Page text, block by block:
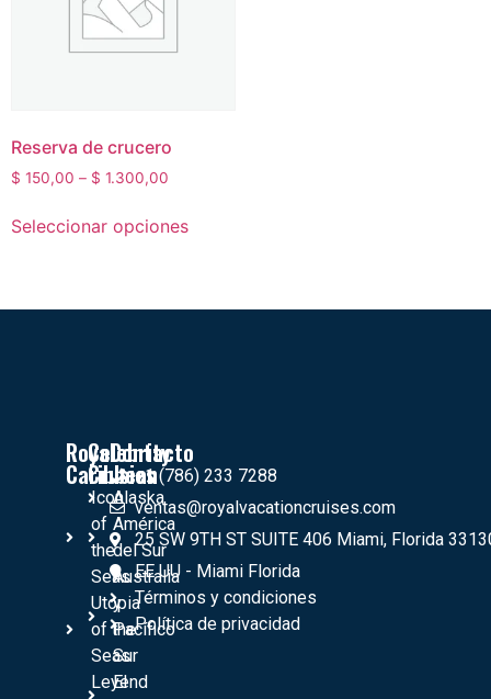
Reserva de crucero
$ 150,00 – $ 1.300,00
Seleccionar opciones
Royal
Caribbean
Icon
of
the
Seas
Utopia
of the
Seas
Leyend
Celebrity
Crusies
Alaska
América
del Sur
Australia
y
Pacífico
Sur
El
Contacto
+1 (786) 233 7288
ventas@royalvacationcruises.com
25 SW 9TH ST SUITE 406 Miami, Florida
EE UU - Miami Florida
Términos y condiciones
Política de privacidad